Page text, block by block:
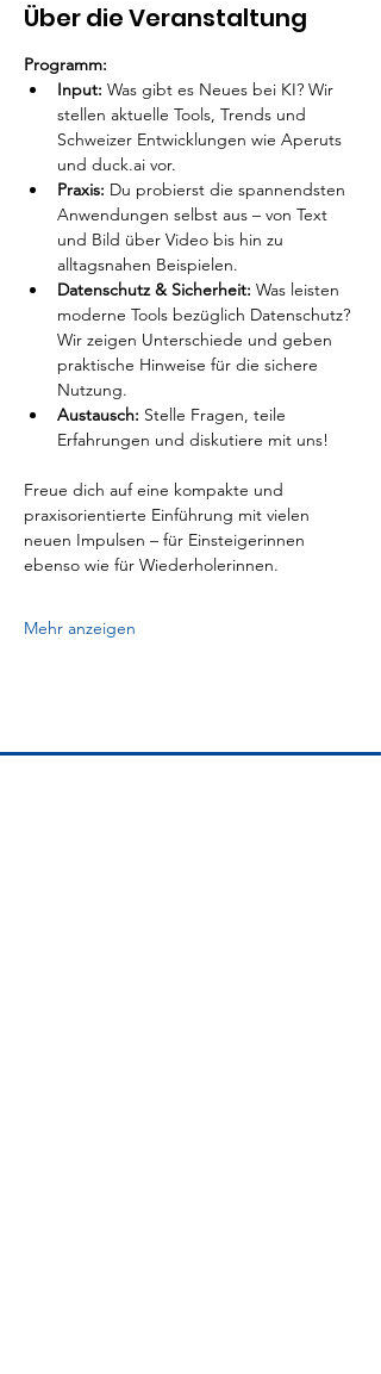
Über die Veranstaltung
Programm:
Input: Was gibt es Neues bei KI? Wir
stellen aktuelle Tools, Trends und
Schweizer Entwicklungen wie Aperuts
und duck.ai vor.
Praxis: Du probierst die spannendsten
Anwendungen selbst aus – von Text
und Bild über Video bis hin zu
alltagsnahen Beispielen.
Datenschutz & Sicherheit: Was leisten
moderne Tools bezüglich Datenschutz?
Wir zeigen Unterschiede und geben
praktische Hinweise für die sichere
Nutzung.
Austausch: Stelle Fragen, teile
Erfahrungen und diskutiere mit uns!
Freue dich auf eine kompakte und
praxisorientierte Einführung mit vielen
neuen Impulsen – für Einsteigerinnen
ebenso wie für Wiederholerinnen.
Mehr anzeigen